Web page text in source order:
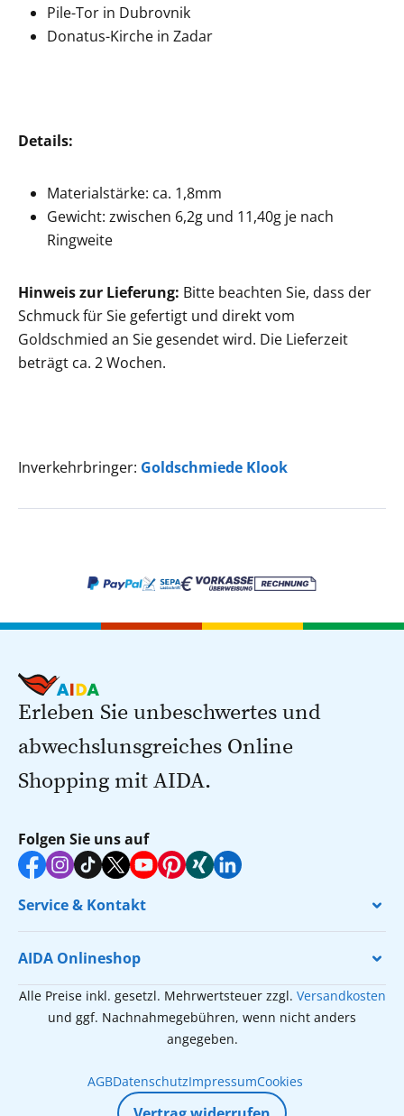
Pile-Tor in Dubrovnik
Donatus-Kirche in Zadar
Details:
Materialstärke: ca. 1,8mm
Gewicht: zwischen 6,2g und 11,40g je nach
Ringweite
Hinweis zur Lieferung: Bitte beachten Sie, dass der
Schmuck für Sie gefertigt und direkt vom
Goldschmied an Sie gesendet wird. Die Lieferzeit
beträgt ca. 2 Wochen.
Inverkehrbringer: Goldschmiede Klook
Erleben Sie unbeschwertes und
abwechslunsgreiches Online
Shopping mit AIDA.
Folgen Sie uns auf
Service & Kontakt
AIDA Onlineshop
Alle Preise inkl. gesetzl. Mehrwertsteuer zzgl. Versandkosten
und ggf. Nachnahmegebühren, wenn nicht anders
angegeben.
AGBDatenschutzImpressumCookies